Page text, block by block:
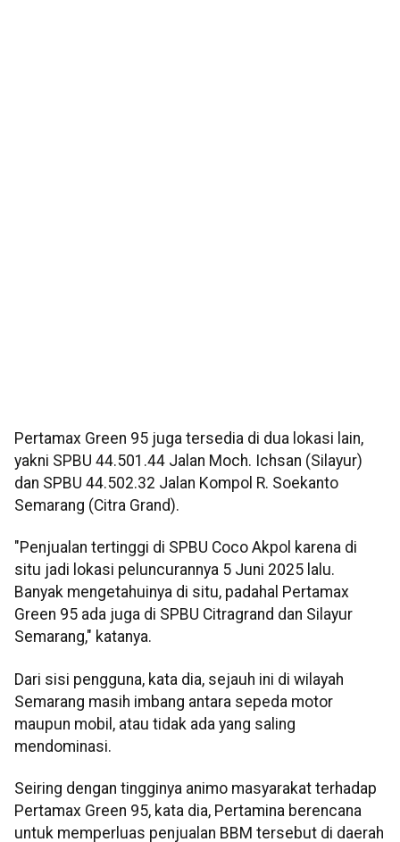
Pertamax Green 95 juga tersedia di dua lokasi lain,
yakni SPBU 44.501.44 Jalan Moch. Ichsan (Silayur)
dan SPBU 44.502.32 Jalan Kompol R. Soekanto
Semarang (Citra Grand).
"Penjualan tertinggi di SPBU Coco Akpol karena di
situ jadi lokasi peluncurannya 5 Juni 2025 lalu.
Banyak mengetahuinya di situ, padahal Pertamax
Green 95 ada juga di SPBU Citragrand dan Silayur
Semarang," katanya.
Dari sisi pengguna, kata dia, sejauh ini di wilayah
Semarang masih imbang antara sepeda motor
maupun mobil, atau tidak ada yang saling
mendominasi.
Seiring dengan tingginya animo masyarakat terhadap
Pertamax Green 95, kata dia, Pertamina berencana
untuk memperluas penjualan BBM tersebut di daerah